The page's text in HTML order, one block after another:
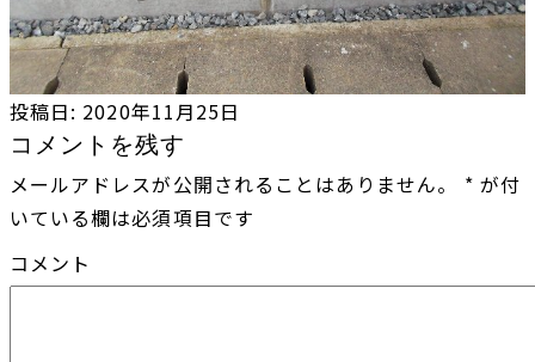
投稿日: 2020年11月25日
コメントを残す
メールアドレスが公開されることはありません。 * が付
いている欄は必須項目です
コメント